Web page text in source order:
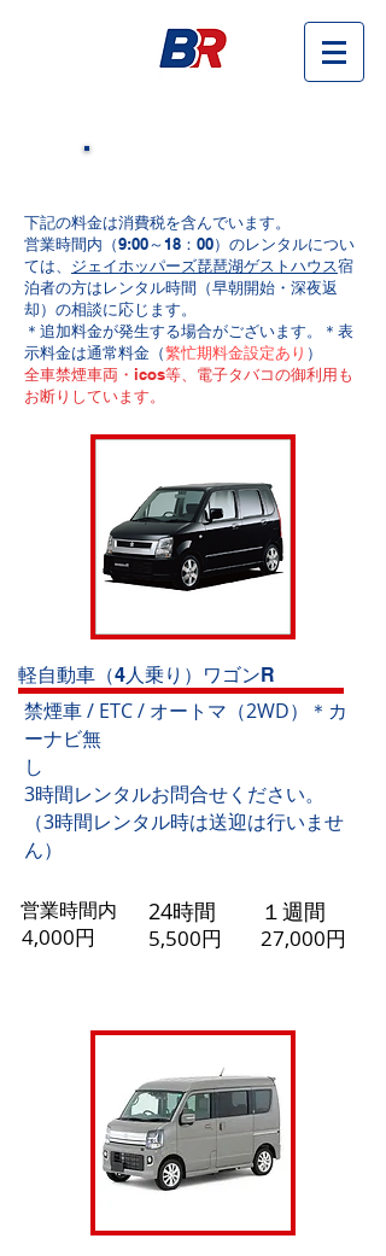
下記の料金は消費税を含んでいます。
営業時間内（9:00～18：00）のレンタルについ
ては、 ジェイホッパーズ琵琶湖ゲストハウス宿
泊者の方はレンタル時間（早朝開始・深夜返
却）の相談に応じます。
​＊追加料金が発生する場合がございます。＊表
示料金は通常料金（繁忙期料金設定あり ）
全車禁煙車両・icos等、電子タバコの御利用も
お断りしています。
軽自動車（4人乗り）ワゴンR
禁煙車/ ETC / オートマ（2WD）＊カ
ーナビ無
し
3時間レンタルお問合せください。
（3時間レンタル時は送迎は行いませ
ん）
​営業時間内
4,000円
​24時間
5,500円
​１週間
27,000円